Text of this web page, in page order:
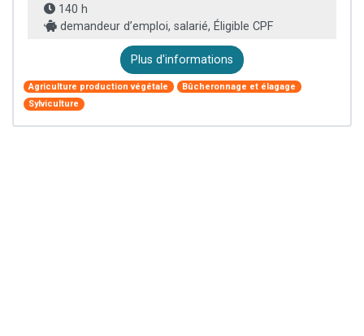
140 h
demandeur d’emploi, salarié, Éligible CPF
Plus d'informations
Agriculture production végétale
Bûcheronnage et élagage
Sylviculture